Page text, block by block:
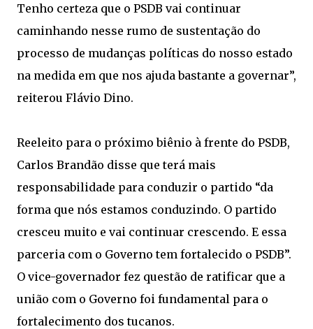
Tenho certeza que o PSDB vai continuar
caminhando nesse rumo de sustentação do
processo de mudanças políticas do nosso estado
na medida em que nos ajuda bastante a governar”,
reiterou Flávio Dino.
Reeleito para o próximo biênio à frente do PSDB,
Carlos Brandão disse que terá mais
responsabilidade para conduzir o partido “da
forma que nós estamos conduzindo. O partido
cresceu muito e vai continuar crescendo. E essa
parceria com o Governo tem fortalecido o PSDB”.
O vice-governador fez questão de ratificar que a
união com o Governo foi fundamental para o
fortalecimento dos tucanos.